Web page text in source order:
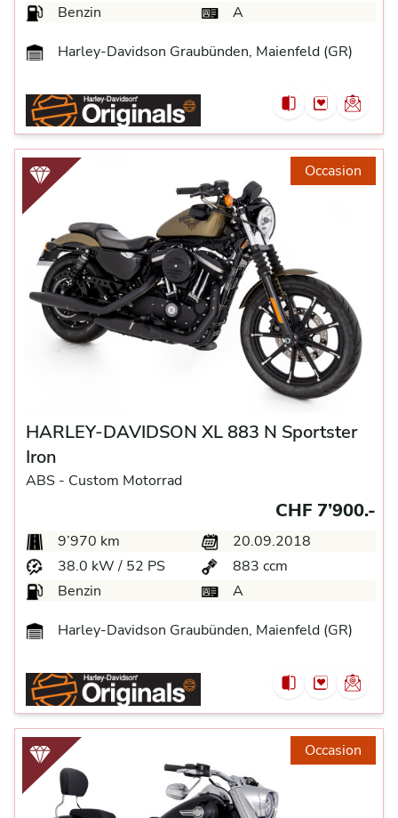
Benzin
A
Harley-Davidson Graubünden, Maienfeld (GR)
Occasion
HARLEY-DAVIDSON XL 883 N Sportster
Iron
ABS - Custom Motorrad
CHF 7’900.-
9’970 km
20.09.2018
38.0 kW / 52 PS
883 ccm
Benzin
A
Harley-Davidson Graubünden, Maienfeld (GR)
Occasion